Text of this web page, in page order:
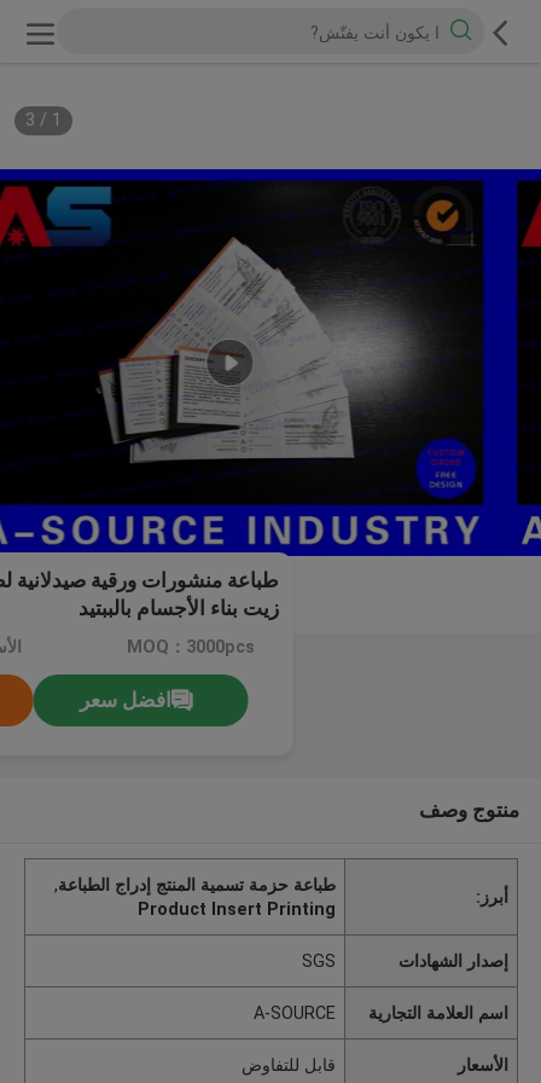
1
/
3
طباعة منشورات ورقية صيدلانية
زيت بناء الأجسام بالببتيد
MOQ：3000pcs
افضل سعر
منتوج وصف
أبرز:
طباعة حزمة تسمية المنتج إدراج الطباعة,
Product Insert Printing
إصدار الشهادات SGS
اسم العلامة التجارية A-SOURCE
الأسعار قابل للتفاوض